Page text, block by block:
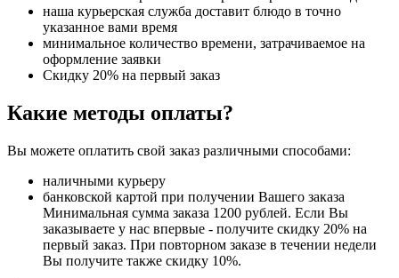
наша курьерская служба доставит блюдо в точно
указанное вами время
минимальное количество времени, затрачиваемое на
оформление заявки
Скидку 20% на первый заказ
Какие методы оплаты?
Вы можете оплатить свой заказ различными способами:
наличными курьеру
банковской картой при получении Вашего заказа
Минимальная сумма заказа 1200 рублей. Если Вы
заказываете у нас впервые - получите скидку 20% на
первый заказ. При повторном заказе в течении недели
Вы получите также скидку 10%.